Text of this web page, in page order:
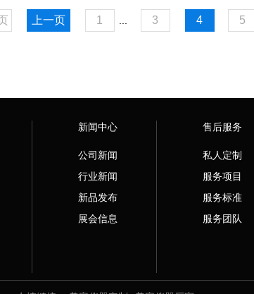
上一页 1 3 4 5
新闻中心
公司新闻
行业新闻
新品发布
展会信息
售后服务
私人定制
服务项目
服务标准
服务团队